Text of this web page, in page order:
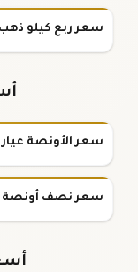
سعر ربع كيلو ذهب
سعر الأونصة عيار ٢٤
سعر نصف أونصة